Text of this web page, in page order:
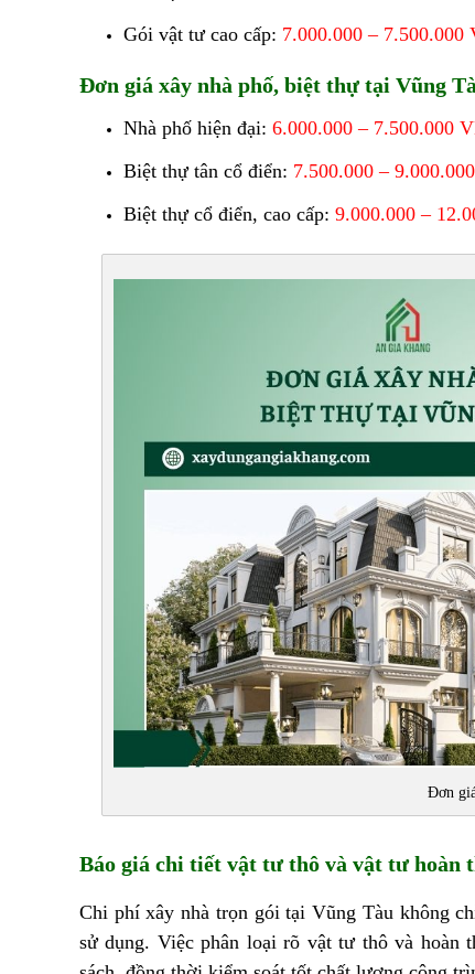
Gói vật tư cao cấp: 7.000.000 – 7.500.000
Đơn giá xây nhà phố, biệt thự tại Vũng
Nhà phố hiện đại: 6.000.000 – 7.500.000
Biệt thự tân cổ điển: 7.500.000 –
Biệt thự cổ điển, cao cấp: 9.000.000 –
Đơn
Báo giá chi tiết vật tư thô và vật tư hoàn
Chi phí xây nhà trọn gói tại Vũng Tàu không
sử dụng. Việc phân loại rõ vật tư thô và hoàn